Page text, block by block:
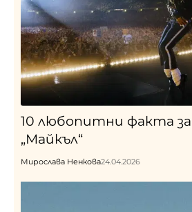
10 любопитни факта
„Майкъл“
Мирослава Ненкова24.04.2026